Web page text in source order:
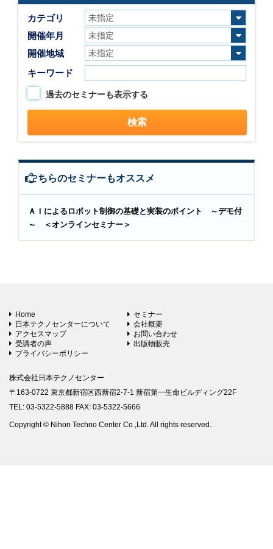
カテゴリ
開催年月
開催地域
キーワード
過去のセミナーも表示する
こちらのセミナーもオススメ
ＡＩによるロボット制御の基礎と実装のポイント ～デモ付
～ ＜オンラインセミナー＞
Home
セミナー
日本テクノセンターについて
会社概要
アクセスマップ
お問い合わせ
受講者の声
出版物販売
プライバシーポリシー
株式会社日本テクノセンター
〒163-0722 東京都新宿区西新宿2-7-1 新宿第一生命ビルディング22F
TEL: 03-5322-5888 FAX: 03-5322-5666
Copyright © Nihon Techno Center Co.,Ltd. All rights reserved.